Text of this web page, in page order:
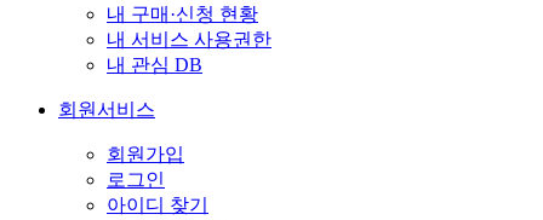
내 구매·신청 현황
내 서비스 사용권한
내 관심 DB
회원서비스
회원가입
로그인
아이디 찾기